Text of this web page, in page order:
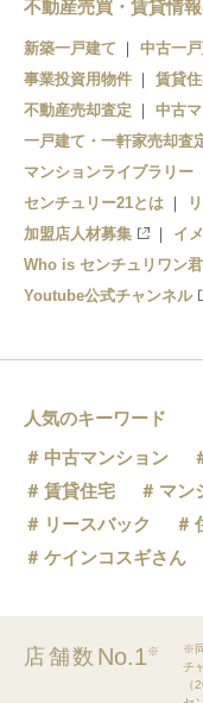
不動産売買・賃貸情
新築一戸建て 中古一
事業投資用物件
賃貸
不動産売却査定
中古
一戸建て・一軒家売却査
マンションライブラリー
センチュリー21とは
加盟店人材募集
イ
Who is センチュリワン君
Youtube公式チャンネル
人気のキーワード
中古マンション
賃貸住宅
マン
リースバック
ケインコスギさん
店舗数 No.1※
※
チ
（